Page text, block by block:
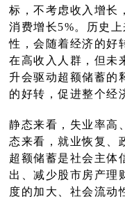
标，不考虑收入增长
消费增长5%。历史
性，会随着经济的好
在高收入人群，但未
升会驱动超额储蓄的
的好转，促进整个经
静态来看，失业率高
态来看，就业恢复、
超额储蓄是社会主体
出、减少股市房产理
度的加大、社会流动